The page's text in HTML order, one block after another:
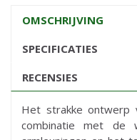
OMSCHRIJVING
SPECIFICATIES
RECENSIES
Het strakke ontwerp
combinatie met de